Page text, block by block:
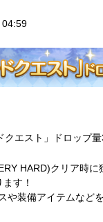
04:59
エスト」ドロップ
HARD)クリア時
す！
や装備アイテムなど